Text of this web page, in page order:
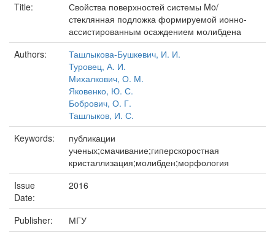
Title:
Свойства поверхностей системы Mo/
стеклянная подложка формируемой ионно-
ассистированным осаждением молибдена
Authors:
Ташлыкова-Бушкевич, И. И.
Туровец, А. И.
Михалкович, О. М.
Яковенко, Ю. С.
Бобрович, О. Г.
Ташлыков, И. С.
Keywords:
публикации
ученых;смачивание;гиперскоростная
кристаллизация;молибден;морфология
Issue
Date:
2016
Publisher:
МГУ